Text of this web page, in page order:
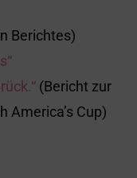
Berichtes)
(Bericht zur
America’s Cup)